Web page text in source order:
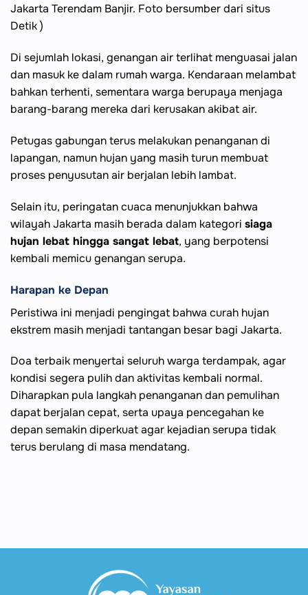
Jakarta Terendam Banjir. Foto bersumber dari situs
Detik )
Di sejumlah lokasi, genangan air terlihat menguasai jalan
dan masuk ke dalam rumah warga. Kendaraan melambat
bahkan terhenti, sementara warga berupaya menjaga
barang-barang mereka dari kerusakan akibat air.
Petugas gabungan terus melakukan penanganan di
lapangan, namun hujan yang masih turun membuat
proses penyusutan air berjalan lebih lambat.
Selain itu, peringatan cuaca menunjukkan bahwa
wilayah Jakarta masih berada dalam kategori siaga
hujan lebat hingga sangat lebat, yang berpotensi
kembali memicu genangan serupa.
Harapan ke Depan
Peristiwa ini menjadi pengingat bahwa curah hujan
ekstrem masih menjadi tantangan besar bagi Jakarta.
Doa terbaik menyertai seluruh warga terdampak, agar
kondisi segera pulih dan aktivitas kembali normal.
Diharapkan pula langkah penanganan dan pemulihan
dapat berjalan cepat, serta upaya pencegahan ke
depan semakin diperkuat agar kejadian serupa tidak
terus berulang di masa mendatang.